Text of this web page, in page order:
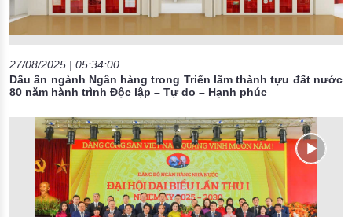
27/08/2025 | 05:34:00
Dấu ấn ngành Ngân hàng trong Triển lãm thành tựu đất nước
80 năm hành trình Độc lập – Tự do – Hạnh phúc